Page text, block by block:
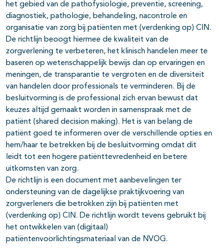
het gebied van de pathofysiologie, preventie, screening,
diagnostiek, pathologie, behandeling, nacontrole en
organisatie van zorg bij patiënten met (verdenking op) CIN.
De richtlijn beoogt hiermee de kwaliteit van de
zorgverlening te verbeteren, het klinisch handelen meer te
baseren op wetenschappelijk bewijs dan op ervaringen en
meningen, de transparantie te vergroten en de diversiteit
van handelen door professionals te verminderen. Bij de
besluitvorming is de professional zich ervan bewust dat
keuzes altijd gemaakt worden in samenspraak met de
patiënt (shared decision making). Het is van belang de
patiënt goed te informeren over de verschillende opties en
hem/haar te betrekken bij de besluitvorming omdat dit
leidt tot een hogere patiënttevredenheid en betere
uitkomsten van zorg.
De richtlijn is een document met aanbevelingen ter
ondersteuning van de dagelijkse praktijkvoering van
zorgverleners die betrokken zijn bij patiënten met
(verdenking op) CIN. De richtlijn wordt tevens gebruikt bij
het ontwikkelen van (digitaal)
patiëntenvoorlichtingsmateriaal van de NVOG.